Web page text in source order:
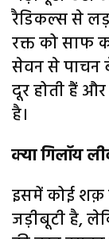
रैडिकल्स से
रक्त को साफ
सेवन से पाचन
दूर होती हैं
है।
क्या गिलॉय
इसमें कोई शक़
जड़ीबूटी है,